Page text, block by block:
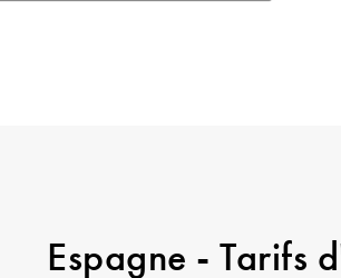
Espagne - Tarifs